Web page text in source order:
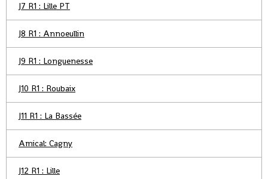
J7 R1 : Lille PT
J8 R1 : Annoeullin
J9 R1 : Longuenesse
J10 R1 : Roubaix
J11 R1 : La Bassée
Amical: Cagny
J12 R1 : Lille